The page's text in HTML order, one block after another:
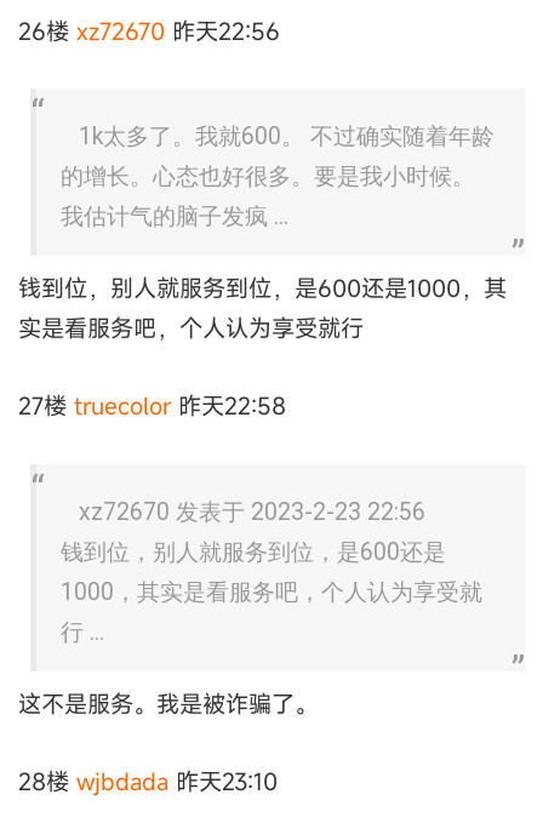
26楼 xz72670 昨天22:56
1k太多了。我就600。 不过确实随着年龄
的增长。心态也好很多。要是我小时候。
我估计气的脑子发疯 ...
钱到位，别人就服务到位，是600还是1000，其
实是看服务吧，个人认为享受就行
27楼 truecolor 昨天22:58
xz72670 发表于 2023-2-23 22:56
钱到位，别人就服务到位，是600还是
1000，其实是看服务吧，个人认为享受就
行 ...
这不是服务。我是被诈骗了。
28楼 wjbdada 昨天23:10